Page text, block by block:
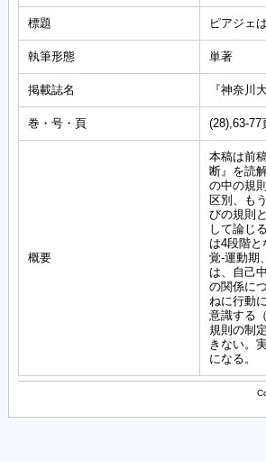
標題 ピアジェ
執筆形態 単著
掲載誌名 『神奈川
巻・号・頁 (28),63-77
概要
本稿は前
断』を読
の中の規
区別、も
びの規則
して論じ
は4段階
覚-運動期
は、自己
の関係に
ねに行動
意識する
規則の制
きない。
になる。